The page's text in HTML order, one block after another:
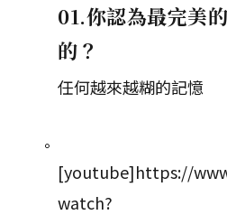
01.你認為最完美
的？
任何越來越糊的記憶
。
[youtube]https://
watch?